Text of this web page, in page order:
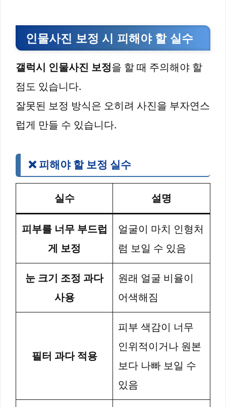
인물사진 보정 시 피해야 할 실수
갤럭시 인물사진 보정을 할 때 주의해야 할
점도 있습니다.
잘못된 보정 방식은 오히려 사진을 부자연스
럽게 만들 수 있습니다.
❌ 피해야 할 보정 실수
실수 설명
피부를 너무 부드럽
게 보정
얼굴이 마치 인형처
럼 보일 수 있음
눈 크기 조정 과다
사용
원래 얼굴 비율이
어색해짐
필터 과다 적용
피부 색감이 너무
인위적이거나 원본
보다 나빠 보일 수
있음